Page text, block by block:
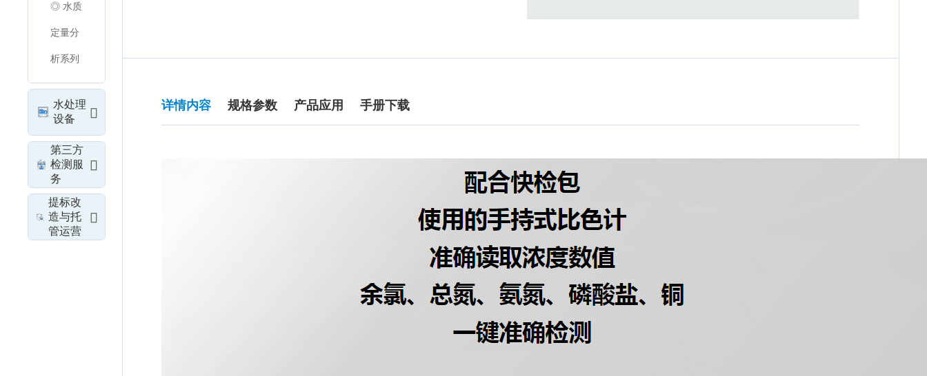
◎ 水质
定量分
析系列
水处理
设备
第三方
检测服
务
提标改
造与托
管运营
详情内容 规格参数 产品应用 手册下载